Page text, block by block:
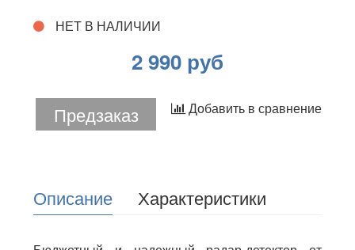
НЕТ В НАЛИЧИИ
2 990 руб
Предзаказ Добавить в сравнение
Описание Характеристики